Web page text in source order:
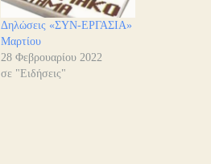
Δηλώσεις «ΣΥΝ-ΕΡΓΑΣΙΑ»
Μαρτίου
28 Φεβρουαρίου 2022
σε "Ειδήσεις"